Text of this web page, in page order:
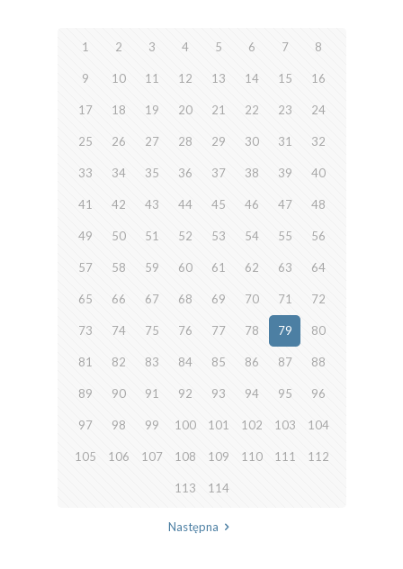
1 2 3 4 5 6 7 8
9 10 11 12 13 14 15 16
17 18 19 20 21 22 23 24
25 26 27 28 29 30 31 32
33 34 35 36 37 38 39 40
41 42 43 44 45 46 47 48
49 50 51 52 53 54 55 56
57 58 59 60 61 62 63 64
65 66 67 68 69 70 71 72
73 74 75 76 77 78 79 80
81 82 83 84 85 86 87 88
89 90 91 92 93 94 95 96
97 98 99 100 101 102 103 104
105 106 107 108 109 110 111 112
113 114
Następna